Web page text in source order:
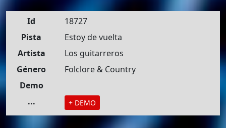
Id
18727
Pista
Estoy de vuelta
Artista
Los guitarreros
Género
Folclore & Country
Demo
...
+ DEMO